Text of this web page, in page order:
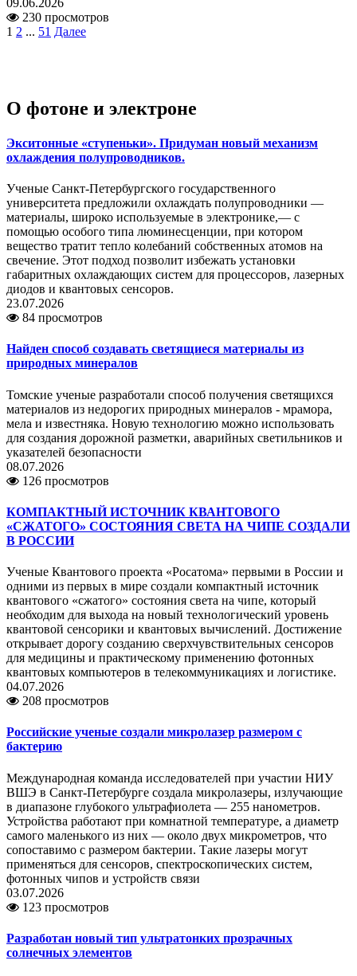
230 просмотров
1 2 ... 51 Далее
О фотоне и электроне
Экситонные «ступеньки». Придуман новый механизм
охлаждения полупроводников.
Ученые Санкт-Петербургского государственного
университета предложили охлаждать полупроводники —
материалы, широко используемые в электронике,— с
помощью особого типа люминесценции, при котором
вещество тратит тепло колебаний собственных атомов на
свечение. Этот подход позволит избежать установки
габаритных охлаждающих систем для процессоров, лазерных
диодов и квантовых сенсоров.
23.07.2026
84 просмотров
Найден способ создавать светящиеся материалы из
природных минералов
Томские ученые разработали способ получения светящихся
материалов из недорогих природных минералов - мрамора,
мела и известняка. Новую технологию можно использовать
для создания дорожной разметки, аварийных светильников и
указателей безопасности
08.07.2026
126 просмотров
КОМПАКТНЫЙ ИСТОЧНИК КВАНТОВОГО
«СЖАТОГО» СОСТОЯНИЯ СВЕТА НА ЧИПЕ СОЗДАЛИ
В РОССИИ
Ученые Квантового проекта «Росатома» первыми в России и
одними из первых в мире создали компактный источник
квантового «сжатого» состояния света на чипе, который
необходим для выхода на новый технологический уровень
квантовой сенсорики и квантовых вычислений. Достижение
открывает дорогу созданию сверхчувствительных сенсоров
для медицины и практическому применению фотонных
квантовых компьютеров в телекоммуникациях и логистике.
04.07.2026
208 просмотров
Российские ученые создали микролазер размером с
бактерию
Международная команда исследователей при участии НИУ
ВШЭ в Санкт-Петербурге создала микролазеры, излучающие
в диапазоне глубокого ультрафиолета — 255 нанометров.
Устройства работают при комнатной температуре, а диаметр
самого маленького из них — около двух микрометров, что
сопоставимо с размером бактерии. Такие лазеры могут
применяться для сенсоров, спектроскопических систем,
фотонных чипов и устройств связи
03.07.2026
123 просмотров
Разработан новый тип ультратонких прозрачных
солнечных элементов